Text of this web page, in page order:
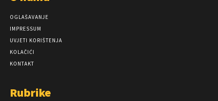
OGLAŠAVANJE
IMPRESSUM
UVJETI KORIŠTENJA
KOLAČIĆI
KONTAKT
Rubrike